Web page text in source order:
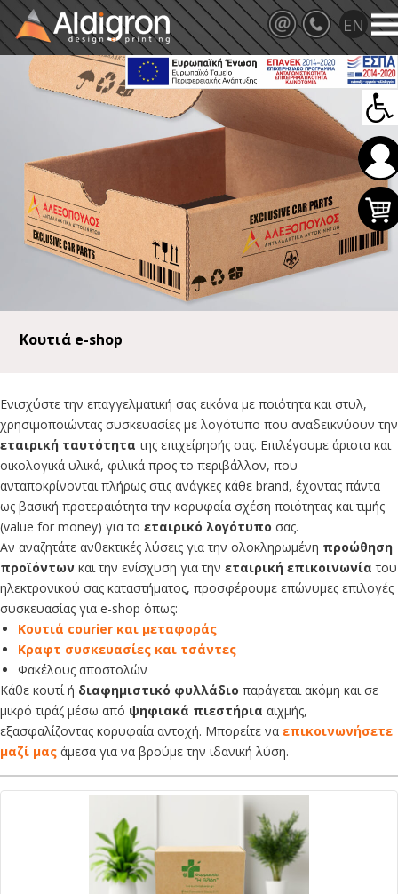
Κουτιά e-shop
Ενισχύστε την επαγγελματική σας εικόνα με ποιότητα και στυλ,
χρησιμοποιώντας συσκευασίες με λογότυπο που αναδεικνύουν την
εταιρική ταυτότητα της επιχείρησής σας. Επιλέγουμε άριστα και
οικολογικά υλικά, φιλικά προς το περιβάλλον, που
ανταποκρίνονται πλήρως στις ανάγκες κάθε brand, έχοντας πάντα
ως βασική προτεραιότητα την κορυφαία σχέση ποιότητας και τιμής
(value for money) για το εταιρικό λογότυπο σας.
Αν αναζητάτε ανθεκτικές λύσεις για την ολοκληρωμένη προώθηση
προϊόντων και την ενίσχυση για την εταιρική επικοινωνία του
ηλεκτρονικού σας καταστήματος, προσφέρουμε επώνυμες επιλογές
συσκευασίας για e-shop όπως:
Κουτιά courier και μεταφοράς
Κραφτ συσκευασίες και τσάντες
Φακέλους αποστολών
Κάθε κουτί ή διαφημιστικό φυλλάδιο παράγεται ακόμη και σε
μικρό τιράζ μέσω από ψηφιακά πιεστήρια αιχμής,
εξασφαλίζοντας κορυφαία αντοχή. Μπορείτε να επικοινωνήσετε
μαζί μας άμεσα για να βρούμε την ιδανική λύση.